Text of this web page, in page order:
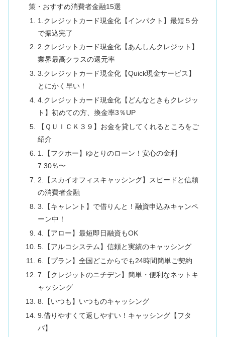
策・おすすめ消費者金融15選
1.クレジットカード現金化【インパクト】最短５分
で振込完了
2.クレジットカード現金化【あんしんクレジット】
業界最高クラスの還元率
3.クレジットカード現金化【Quick現金サービス】
とにかく早い！
4.クレジットカード現金化【どんなときもクレジッ
ト】初めての方、換金率3％UP
【ＱＵＩＣＫ３９】お金を貸してくれるところをご
紹介
1.【フクホー】ゆとりのローン！安心の金利
7.30％〜
2.【スカイオフィスキャッシング】スピードと信頼
の消費者金融
3.【キャレント】で借りんと！融資申込みキャンペ
ーン中！
4.【アロー】最短即日融資もOK
5.【アルコシステム】信頼と実績のキャッシング
6.【プラン】全国どこからでも24時間簡単ご契約
7.【クレジットのニチデン】簡単・便利なネットキ
ャッシング
8.【いつも】いつものキャッシング
9.借りやすくて返しやすい！キャッシング【フタ
バ】